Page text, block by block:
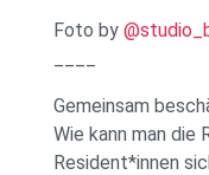
Foto by
Gemeinsam
Wie kann man die
Resident*innen